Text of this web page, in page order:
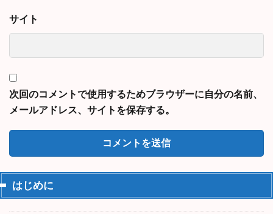
サイト
次回のコメントで使用するためブラウザーに自分の名前、
メールアドレス、サイトを保存する。
はじめに